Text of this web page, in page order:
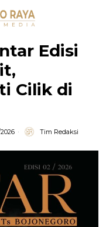
Edisi
Cilik di
Tim Redaksi